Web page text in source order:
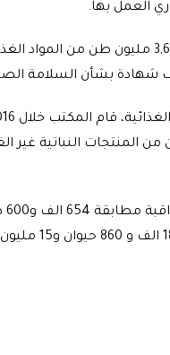
العمل بها.